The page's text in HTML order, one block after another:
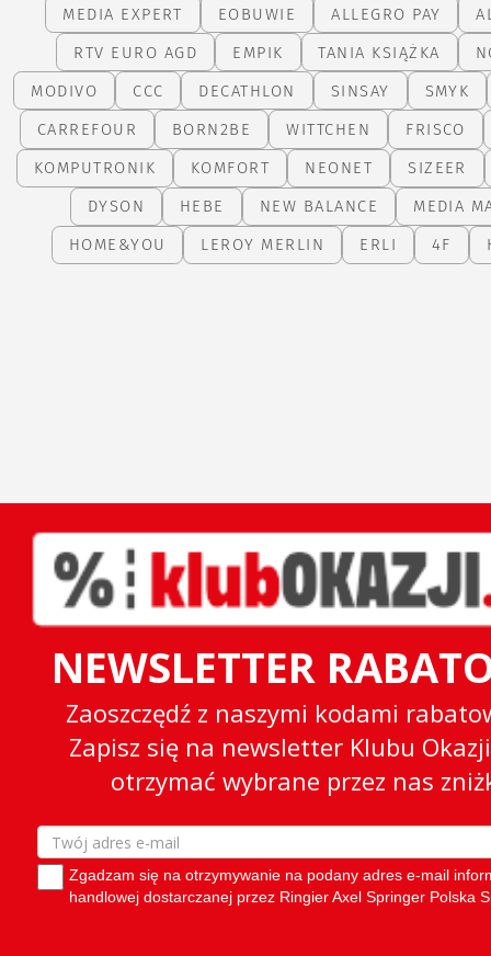
MEDIA EXPERT EOBUWIE ALLEGRO PAY
RTV EURO AGD
EMPIK TANIA KSIĄŻKA
MODIVO
CCC DECATHLON SINSAY
SMYK
CARREFOUR
BORN2BE WITTCHEN
FRISCO
KOMPUTRONIK
KOMFORT NEONET
SIZEER
DYSON
HEBE NEW BALANCE
MEDIA
HOME&YOU
LEROY MERLIN ERLI 4F